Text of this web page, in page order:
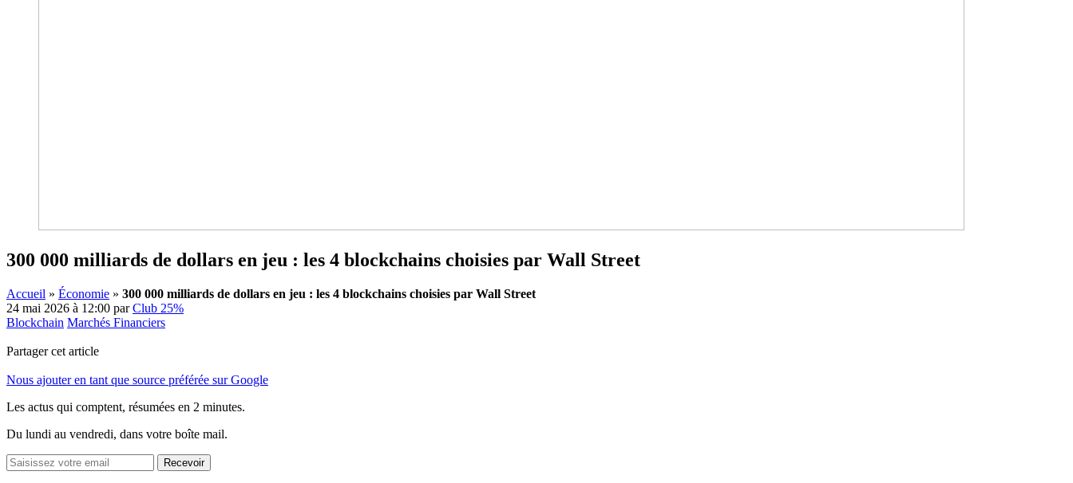
300 000 milliards de dollars en jeu : les 4 blockchains choisies par Wall Street
Accueil » Économie » 300 000 milliards de dollars en jeu : les 4 blockchains choisies par Wall Street
24 mai 2026 à 12:00 parClub 25%
Blockchain Marchés Financiers
Partager cet article
Nous ajouter en tant que source préférée sur Google
Les actus qui comptent, résumées en 2 minutes.
Du lundi au vendredi, dans votre boîte mail.
Recevoir